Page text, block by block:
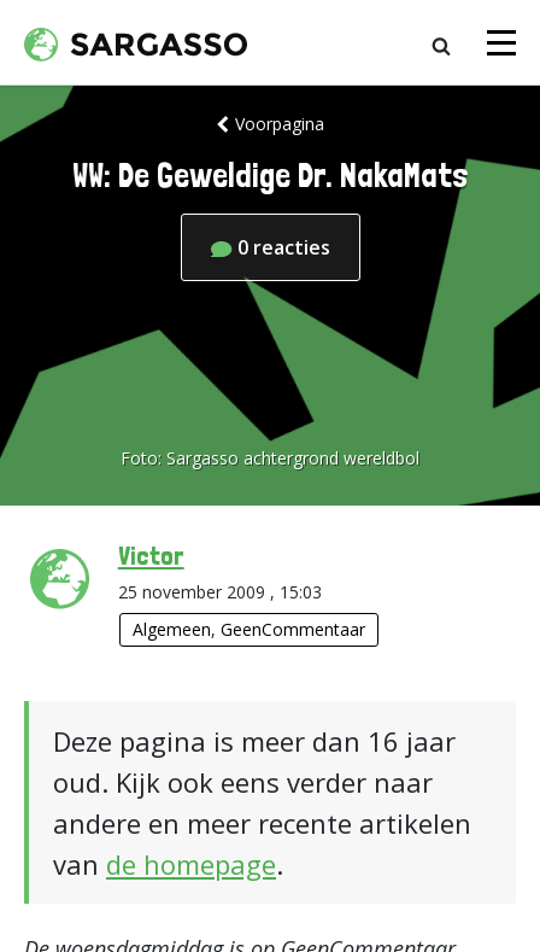
Voorpagina
WW: De Geweldige Dr. NakaMats
0 reacties
Foto: Sargasso achtergrond wereldbol
Victor
25 november 2009 , 15:03
Algemeen, GeenCommentaar
Deze pagina is meer dan 16 jaar
oud. Kijk ook eens verder naar
andere en meer recente artikelen
van de homepage.